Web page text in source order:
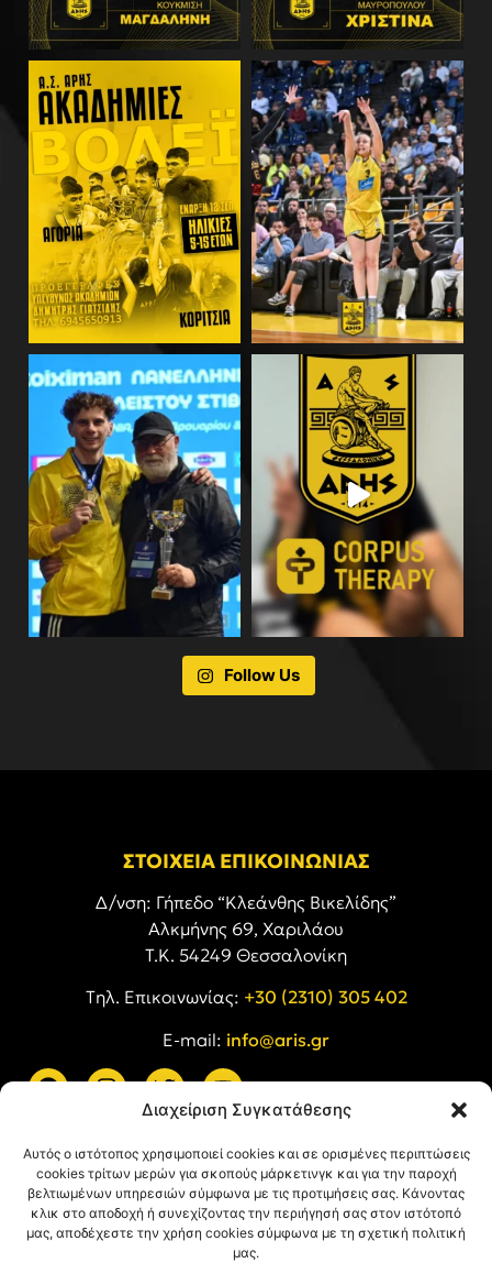
Διαχείριση Συγκατάθεσης
Αυτός ο ιστότοπος χρησιμοποιεί cookies και σε ορισμένες περιπτώσεις
cookies τρίτων μερών για σκοπούς μάρκετινγκ και για την παροχή
βελτιωμένων υπηρεσιών σύμφωνα με τις προτιμήσεις σας. Κάνοντας
κλικ στο αποδοχή ή συνεχίζοντας την περιήγησή σας στον ιστότοπό
μας, αποδέχεστε την χρήση cookies σύμφωνα με τη σχετική πολιτική
μας.
Follow Us
ΣΤΟΙΧΕΙΑ ΕΠΙΚΟΙΝΩΝΙΑΣ
Δ/νση: Γήπεδο “Κλεάνθης Βικελίδης”
Αλκμήνης 69, Χαριλάου
Τ.Κ. 54249 Θεσσαλονίκη
Tηλ. Επικοινωνίας: +30 (2310) 305 402
E-mail: info@aris.gr